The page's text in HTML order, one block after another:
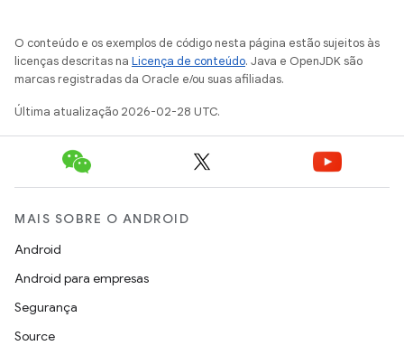
O conteúdo e os exemplos de código nesta página estão sujeitos às
licenças descritas na Licença de conteúdo. Java e OpenJDK são
marcas registradas da Oracle e/ou suas afiliadas.
Última atualização 2026-02-28 UTC.
MAIS SOBRE O ANDROID
Android
Android para empresas
Segurança
Source